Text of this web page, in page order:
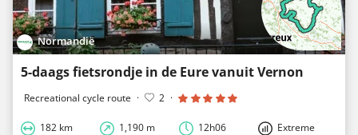
Normandië
5-daags fietsrondje in de Eure vanuit Vernon
Recreational cycle route · 2 ·
182 km 1,190 m 12h06 Extreme